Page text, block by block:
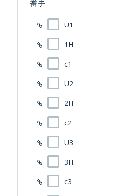
番手
U1
1H
c1
U2
2H
c2
U3
3H
c3